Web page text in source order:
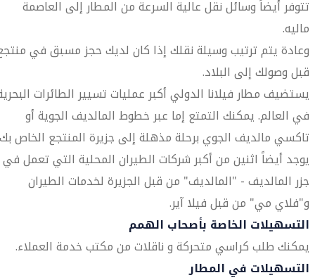
تتوفر أيضاً وسائل نقل عالية السرعة من المطار إلى العاصمة
ماليه.
وعادة يتم ترتيب وسيلة نقلك إذا كان لديك حجز مسبق في
قبل وصولك إلى البلاد.
يستضيف مطار فيلانا الدولي أكبر عمليات تسيير الطائرات
في العالم. يمكنك التمتع إما عبر خطوط المالديف الجوية أو
تاكسي مالديف الجوي برحلة مذهلة إلى جزيرة المنتجع الخاص
يوجد أيضاً اثنين من أكبر شركات الطيران المحلية التي تعمل في
جزر المالديف - "المالديف" من قبل الجزيرة لخدمات الطيران
و"فلاي مي" من قبل فيلا آير.
التسهيلات الخاصة بأصحاب الهمم
يمكنك طلب كراسي متحركة و ناقلات من مكتب خدمة العملاء.
التسهيلات في المطار